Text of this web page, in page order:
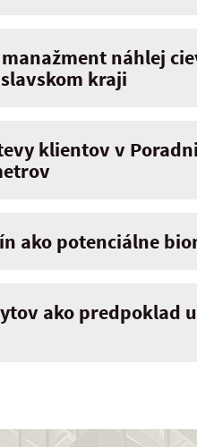
náhlej
kraji
klientov v
ako potenciálne
ako predpoklad